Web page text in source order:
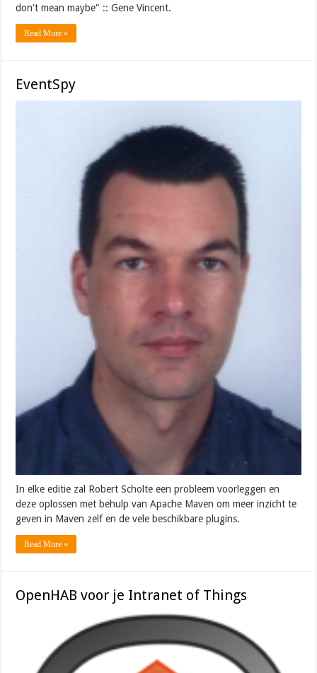
don't mean maybe" :: Gene Vincent.
Read More »
EventSpy
In elke editie zal Robert Scholte een probleem voorleggen en
deze oplossen met behulp van Apache Maven om meer inzicht te
geven in Maven zelf en de vele beschikbare plugins.
Read More »
OpenHAB voor je Intranet of Things